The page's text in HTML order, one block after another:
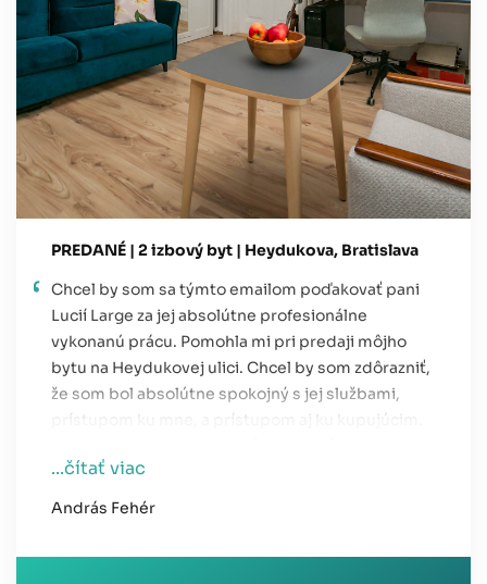
PREDANÉ | 2 izbový byt | Heydukova, Bratislava
Chcel by som sa týmto emailom poďakovať pani
Lucií Large za jej absolútne profesionálne
vykonanú prácu. Pomohla mi pri predaji môjho
bytu na Heydukovej ulici. Chcel by som zdôrazniť,
že som bol absolútne spokojný s jej službami,
prístupom ku mne, a prístupom aj ku kupujúcim.
profesionálneho partnera ako je pani Large.
...čítať viac
András Fehér